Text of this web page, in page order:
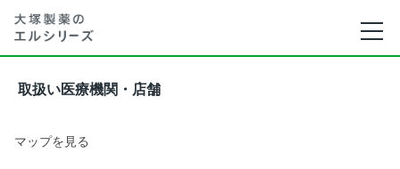
取扱い医療機関・店舗
マップを見る